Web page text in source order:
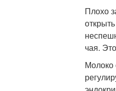
Плохо
чая.
Молоко